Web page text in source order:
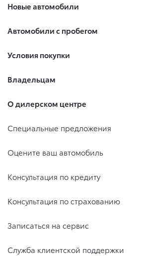
Новые автомобили
Автомобили с пробегом
Условия покупки
Владельцам
О дилерском центре
Специальные предложения
Оцените ваш автомобиль
Консультация по кредиту
Консультация по страхованию
Записаться на сервис
Служба клиентской поддержки